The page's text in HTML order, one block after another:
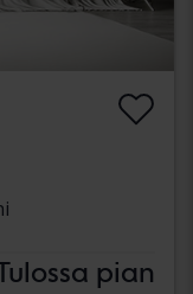
pian